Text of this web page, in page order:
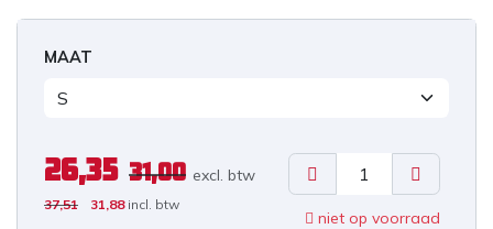
MAAT
26,35 31,00 excl. btw
37,51 31,88 incl. btw
niet op voorraad